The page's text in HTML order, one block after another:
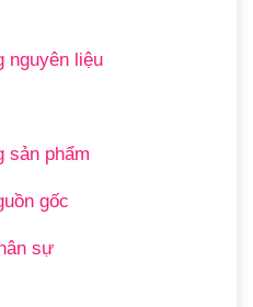
nguyên liệu
sản phẩm
gốc
sự